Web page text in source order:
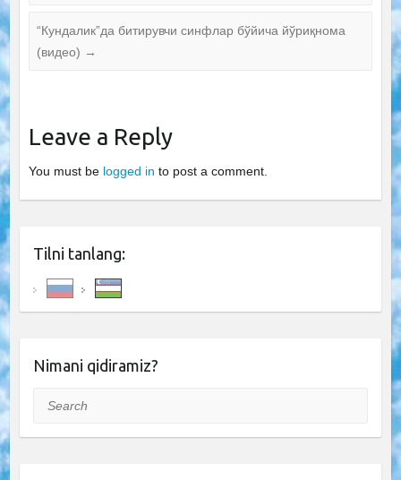
“Кундалик”да битирувчи синфлар бўйича йўриқнома
(видео) →
Leave a Reply
You must be logged in to post a comment.
Tilni tanlang:
Nimani qidiramiz?
Search